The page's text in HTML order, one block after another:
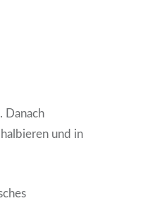
Danach
und in